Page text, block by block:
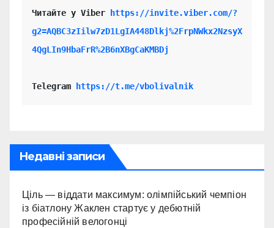
Читайте у Viber
https://invite.viber.com/?
g2=AQBC3zIilw7zD1LgIA448Dlkj%2FrpNWkx2NzsyX
4QgLIn9HbaFrR%2B6nXBgCaKMBDj
Telegram https://t.me/vbolivalnik
Недавні записи
Ціль — віддати максимум: олімпійський чемпіон
із біатлону Жаклен стартує у дебютній
професійній велогонці